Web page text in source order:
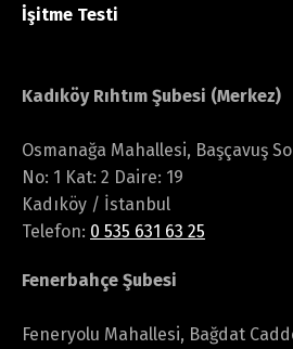
İşitme Testi
Kadıköy Rıhtım Şubesi (Merkez)
Osmanağa Mahallesi, Başçavuş
No: 1 Kat: 2 Daire: 19
Kadıköy / İstanbul
Telefon: 0 535 631 63 25
Fenerbahçe Şubesi
Feneryolu Mahallesi, Bağdat